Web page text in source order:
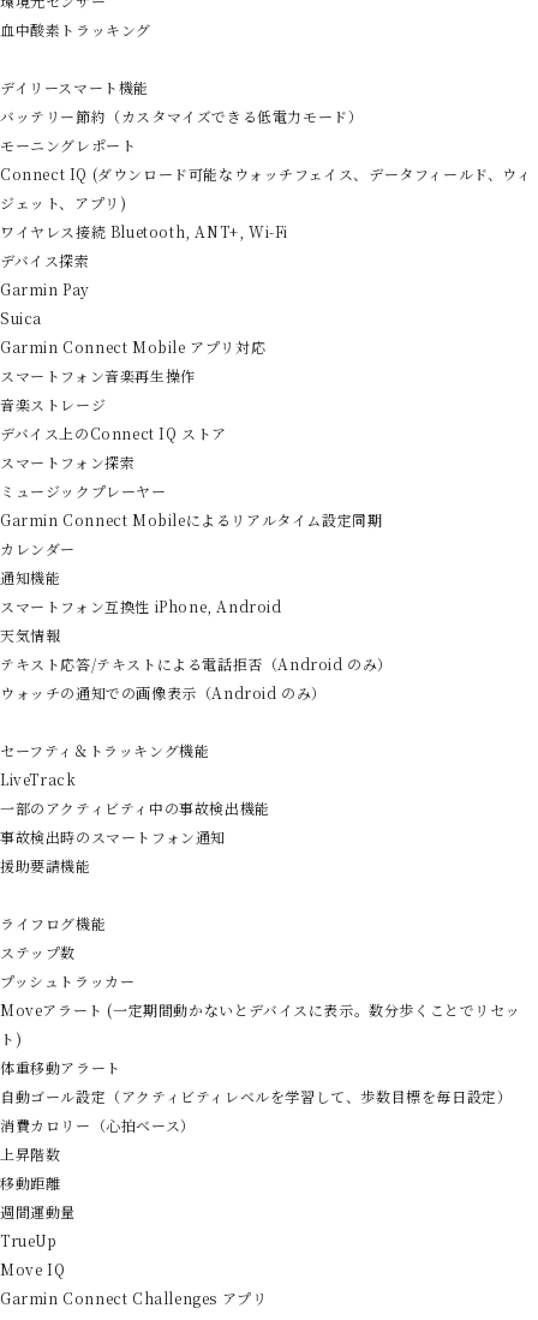
血中酸素トラッキング
デイリースマート機能
バッテリー節約（カスタマイズできる低電力モード）
モーニングレポート
Connect IQ (ダウンロード可能なウォッチフェイス、データフィールド、ウィ
ジェット、アプリ)
ワイヤレス接続 Bluetooth, ANT+, Wi-Fi
デバイス探索
Garmin Pay
Suica
Garmin Connect Mobile アプリ対応
スマートフォン音楽再生操作
音楽ストレージ
デバイス上のConnect IQ ストア
スマートフォン探索
ミュージックプレーヤー
Garmin Connect Mobileによるリアルタイム設定同期
カレンダー
通知機能
スマートフォン互換性 iPhone, Android
天気情報
テキスト応答/テキストによる電話拒否（Android のみ）
ウォッチの通知での画像表示（Android のみ）
セーフティ＆トラッキング機能
LiveTrack
一部のアクティビティ中の事故検出機能
事故検出時のスマートフォン通知
援助要請機能
ライフログ機能
ステップ数
プッシュトラッカー
Moveアラート (一定期間動かないとデバイスに表示。数分歩くことでリセッ
ト)
体重移動アラート
自動ゴール設定（アクティビティレベルを学習して、歩数目標を毎日設定）
消費カロリー（心拍ベース）
上昇階数
移動距離
週間運動量
TrueUp
Move IQ
Garmin Connect Challenges アプリ